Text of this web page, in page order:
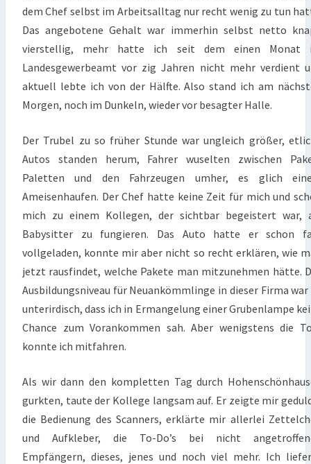
dem Chef selbst im Arbeitsalltag nur recht wenig zu tun
Das angebotene Gehalt war immerhin selbst netto
vierstellig, mehr hatte ich seit dem einen Monat
Landesgewerbeamt vor zig Jahren nicht mehr verdient
aktuell lebte ich von der Hälfte. Also stand ich am
Morgen, noch im Dunkeln, wieder vor besagter Halle.
Der Trubel zu so früher Stunde war ungleich größer,
Autos standen herum, Fahrer wuselten zwischen
Paletten und den Fahrzeugen umher, es glich
Ameisenhaufen. Der Chef hatte keine Zeit für mich und
mich zu einem Kollegen, der sichtbar begeistert war,
Babysitter zu fungieren. Das Auto hatte er schon
vollgeladen, konnte mir aber nicht so recht erklären, wie
jetzt rausfindet, welche Pakete man mitzunehmen hätte.
Ausbildungsniveau für Neuankömmlinge in dieser Firma war
unterirdisch, dass ich in Ermangelung einer Grubenlampe
Chance zum Vorankommen sah. Aber wenigstens die
konnte ich mitfahren.
Als wir dann den kompletten Tag durch
gurkten, taute der Kollege langsam auf. Er zeigte mir
die Bedienung des Scanners, erklärte mir allerlei
und Aufkleber, die To-Do’s bei nicht
Empfängern, dieses, jenes und noch viel mehr. Ich